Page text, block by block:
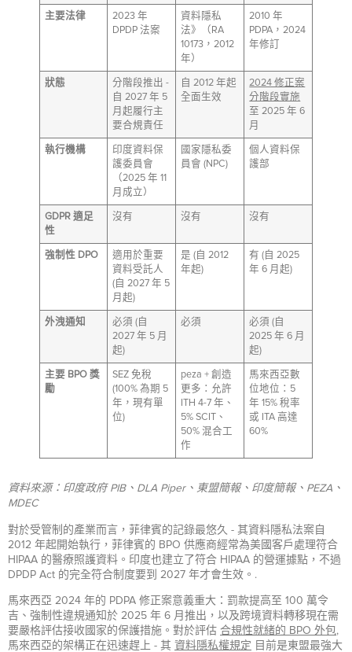
主要法律
2023 年
DPDP 法案
資料隱私
法》（RA
10173，2012
年）
2010 年
PDPA，2024
年修訂
狀態
分階段推出 -
自 2027 年 5
月起履行主
要合規責任
自 2012 年起
全面生效
2024 修正案
分階段實施
至 2025 年 6
月
執行機構
印度資料保
護委員會
（2025 年 11
月成立）
國家隱私委
員會 (NPC)
個人資料保
護部
GDPR 適足
性
沒有 沒有 沒有
強制性 DPO
適用於重要
資料受託人
(自 2027 年 5
月起)
是 (自 2012
年起)
有 (自 2025
年 6 月起)
外洩通知
必須 (自
2027 年 5 月
起)
必須
必須 (自
2025 年 6 月
起)
主要 BPO 獎
勵
SEZ 免稅
(100% 為期 5
年，現有單
位)
peza + 創造
更多：允許
ITH 4-7 年、
5% SCIT、
50% 混合工
作
馬來西亞數
位地位：5
年 15% 稅率
或 ITA 高達
60%
資料來源：印度政府 PIB、DLA Piper、東盟簡報、印度簡報、PEZA、
MDEC
對於受管制的產業而言，菲律賓的記錄最悠久 - 其資料隱私法案自
2012 年起開始執行，菲律賓的 BPO 供應商經常為美國客戶處理符合
HIPAA 的醫療照護資料。印度也建立了符合 HIPAA 的營運據點，不過
DPDP Act 的完全符合制度要到 2027 年才會生效。.
馬來西亞 2024 年的 PDPA 修正案意義重大：罰款提高至 100 萬令
吉、強制性違規通知於 2025 年 6 月推出，以及跨境資料轉移現在需
要嚴格評估接收國家的保護措施。對於評估 合規性就緒的 BPO 外包,
馬來西亞的架構正在迅速趕上 - 其 資料隱私權規定 目前是東盟最強大